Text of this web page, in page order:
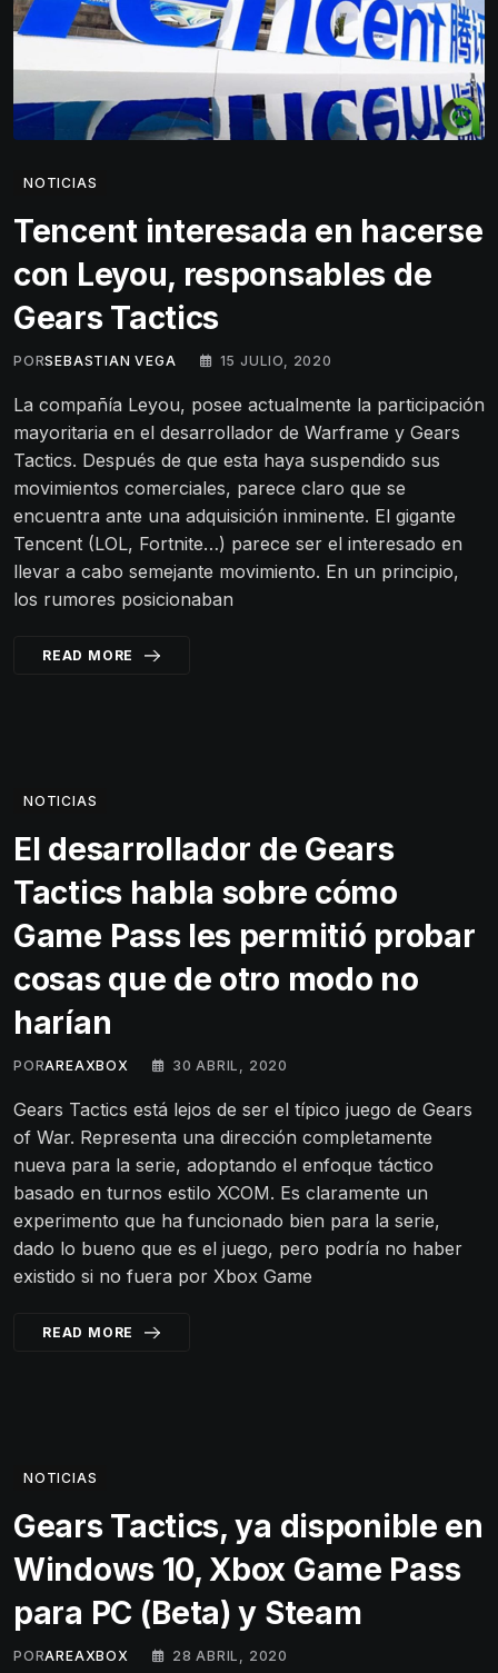
NOTICIAS
Tencent interesada en hacerse
con Leyou, responsables de
Gears Tactics
PORSEBASTIAN VEGA 15 JULIO, 2020
La compañía Leyou, posee actualmente la participación
mayoritaria en el desarrollador de Warframe y Gears
Tactics. Después de que esta haya suspendido sus
movimientos comerciales, parece claro que se
encuentra ante una adquisición inminente. El gigante
Tencent (LOL, Fortnite…) parece ser el interesado en
llevar a cabo semejante movimiento. En un principio,
los rumores posicionaban
READ MORE
NOTICIAS
El desarrollador de Gears
Tactics habla sobre cómo
Game Pass les permitió probar
cosas que de otro modo no
harían
PORAREAXBOX 30 ABRIL, 2020
Gears Tactics está lejos de ser el típico juego de Gears
of War. Representa una dirección completamente
nueva para la serie, adoptando el enfoque táctico
basado en turnos estilo XCOM. Es claramente un
experimento que ha funcionado bien para la serie,
dado lo bueno que es el juego, pero podría no haber
existido si no fuera por Xbox Game
READ MORE
NOTICIAS
Gears Tactics, ya disponible en
Windows 10, Xbox Game Pass
para PC (Beta) y Steam
PORAREAXBOX 28 ABRIL, 2020